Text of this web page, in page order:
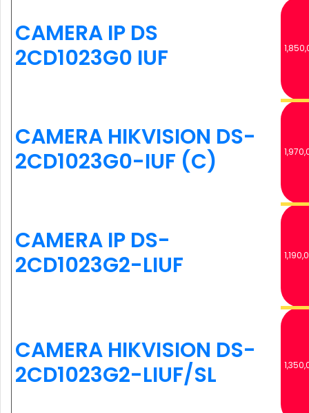
CAMERA IP DS
2CD1023G0 IUF
CAMERA HIKVISION DS-
2CD1023G0-IUF (C)
CAMERA IP DS-
2CD1023G2-LIUF
CAMERA HIKVISION DS-
2CD1023G2-LIUF/SL